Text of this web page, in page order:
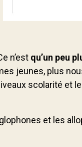
n’est qu’un peu
jeunes, plus
scolarité et
et les